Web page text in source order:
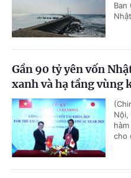
Ban
Gần 90 tỷ yên vốn
xanh và hạ tầng vùng
Nội,
cho